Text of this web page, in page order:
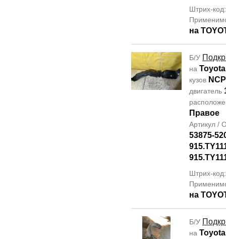
Штрих-
на
Б/У
на
кузов
двигатель
Правое
Артикул /
53875-
Штрих-
на
Б/У
на